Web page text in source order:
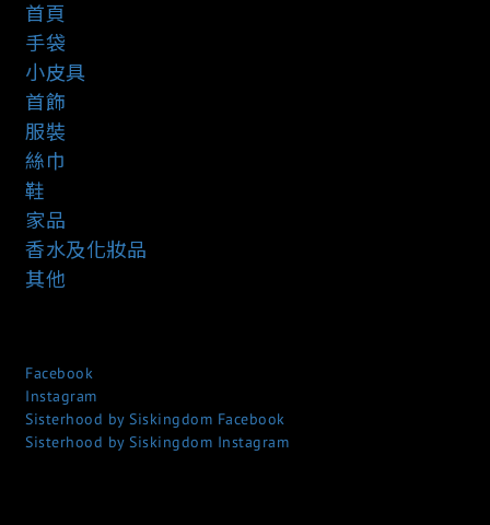
首頁
手袋
小皮具
首飾
服裝
絲巾
鞋
家品
香水及化妝品
其他
Facebook
Instagram
Sisterhood by Siskingdom Facebook
Sisterhood by Siskingdom Instagram